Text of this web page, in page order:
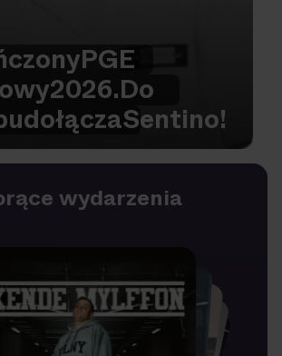
PGE
2026.Do
dołączaSentino!
wydarzenia